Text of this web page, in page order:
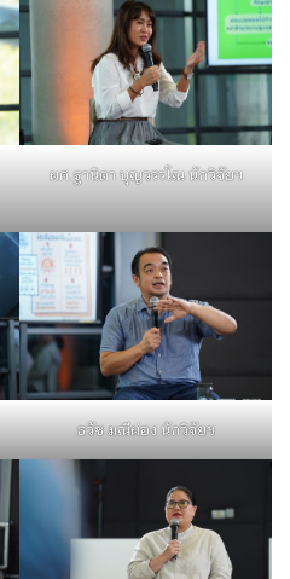
ผศ.ฐานิดา บุญวรรโณ นักวิจัยฯ
ธวัช มณีผ่อง นักวิจัยฯ